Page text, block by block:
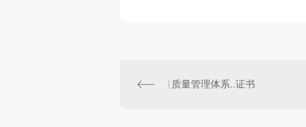
质量管理体系..证书